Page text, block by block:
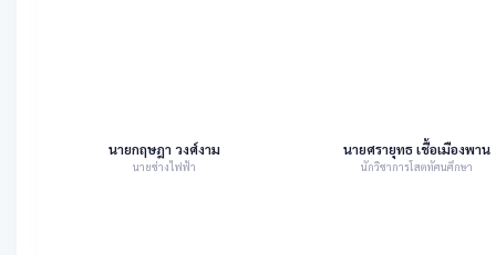
นายกฤษฎา วงศ์งาม
นายช่างไฟฟ้า
นายศรายุทธ เชื้อเมืองพาน
นักวิชาการโสตทัศนศึกษา